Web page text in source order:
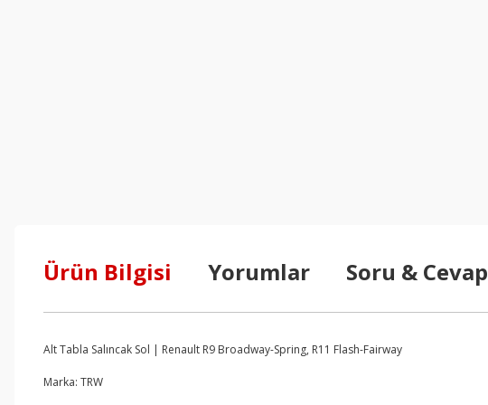
Ürün Bilgisi Yorumlar Soru & Cevap
Alt Tabla Salıncak Sol | Renault R9 Broadway-Spring, R11 Flash-Fairway
Marka: TRW